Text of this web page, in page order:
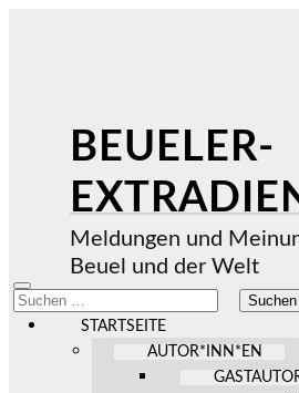
BEUELER-
Meldungen und
Beuel und der Welt
Mobile-
Menü
ein-/ausblenden
Suchen
nach:
STARTSEITE
AUTOR*INN*EN